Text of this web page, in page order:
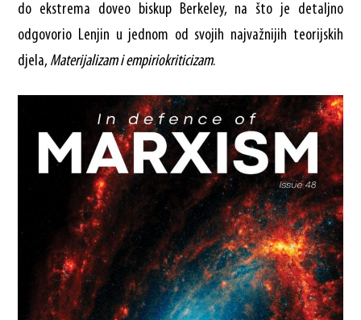
do ekstrema doveo biskup Berkeley, na što je detaljno
odgovorio Lenjin u jednom od svojih najvažnijih teorijskih
djela, Materijalizam i empiriokriticizam.